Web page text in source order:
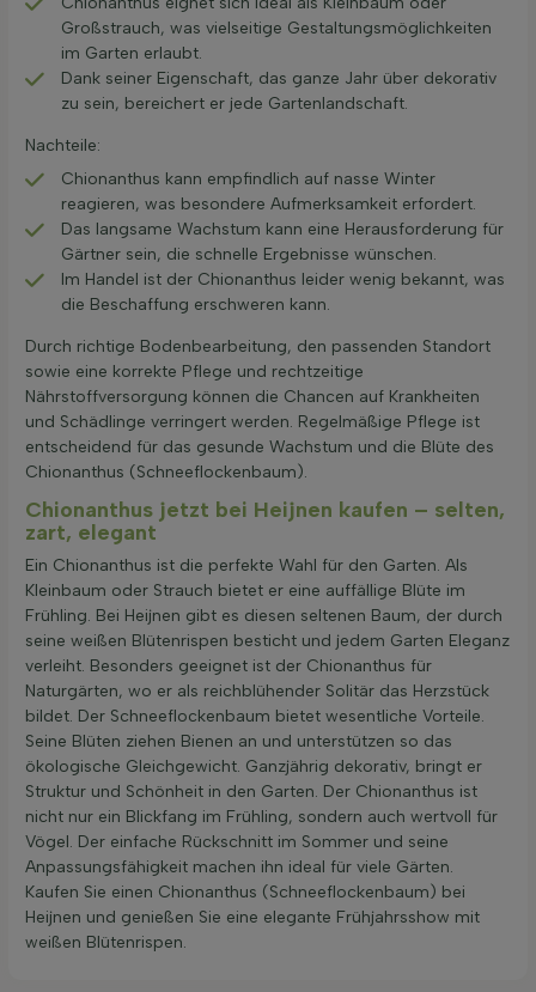
Großstrauch, was vielseitige Gestaltungsmöglichkeiten
im Garten erlaubt.
Dank seiner Eigenschaft, das ganze Jahr über dekorativ
zu sein, bereichert er jede Gartenlandschaft.
Nachteile:
Chionanthus kann empfindlich auf nasse Winter
reagieren, was besondere Aufmerksamkeit erfordert.
Das langsame Wachstum kann eine Herausforderung für
Gärtner sein, die schnelle Ergebnisse wünschen.
Im Handel ist der Chionanthus leider wenig bekannt, was
die Beschaffung erschweren kann.
Durch richtige Bodenbearbeitung, den passenden Standort
sowie eine korrekte Pflege und rechtzeitige
Nährstoffversorgung können die Chancen auf Krankheiten
und Schädlinge verringert werden. Regelmäßige Pflege ist
entscheidend für das gesunde Wachstum und die Blüte des
Chionanthus (Schneeflockenbaum).
Chionanthus jetzt bei Heijnen kaufen – selten,
zart, elegant
Ein Chionanthus ist die perfekte Wahl für den Garten. Als
Kleinbaum oder Strauch bietet er eine auffällige Blüte im
Frühling. Bei Heijnen gibt es diesen seltenen Baum, der durch
seine weißen Blütenrispen besticht und jedem Garten Eleganz
verleiht. Besonders geeignet ist der Chionanthus für
Naturgärten, wo er als reichblühender Solitär das Herzstück
bildet. Der Schneeflockenbaum bietet wesentliche Vorteile.
Seine Blüten ziehen Bienen an und unterstützen so das
ökologische Gleichgewicht. Ganzjährig dekorativ, bringt er
Struktur und Schönheit in den Garten. Der Chionanthus ist
nicht nur ein Blickfang im Frühling, sondern auch wertvoll für
Vögel. Der einfache Rückschnitt im Sommer und seine
Anpassungsfähigkeit machen ihn ideal für viele Gärten.
Kaufen Sie einen Chionanthus (Schneeflockenbaum) bei
Heijnen und genießen Sie eine elegante Frühjahrsshow mit
weißen Blütenrispen.